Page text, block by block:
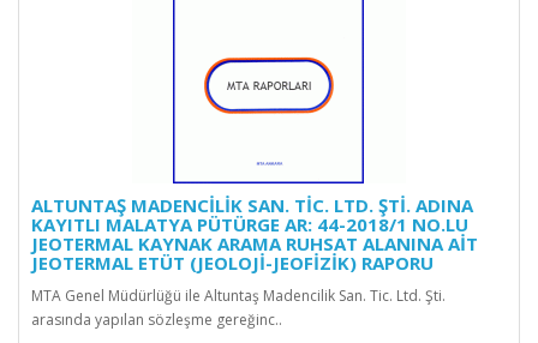
ALTUNTAŞ MADENCİLİK SAN. TİC. LTD. ŞTİ. ADINA
KAYITLI MALATYA PÜTÜRGE AR: 44-2018/1 NO.LU
JEOTERMAL KAYNAK ARAMA RUHSAT ALANINA AİT
JEOTERMAL ETÜT (JEOLOJİ-JEOFİZİK) RAPORU
MTA Genel Müdürlüğü ile Altuntaş Madencilik San. Tic. Ltd. Şti.
arasında yapılan sözleşme gereğinc..